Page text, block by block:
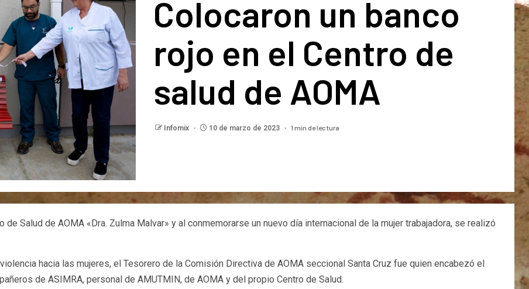
Colocaron un banco
rojo en el Centro de
salud de AOMA
Infomix 10 de marzo de 2023 1 min de lectura
Salud de AOMA «Dra. Zulma Malvar» y al conmemorarse un nuevo día internacional de la mujer trabajadora, se realizó
hacia las mujeres, el Tesorero de la Comisión Directiva de AOMA seccional Santa Cruz fue quien encabezó el
de ASIMRA, personal de AMUTMIN, de AOMA y del propio Centro de Salud.